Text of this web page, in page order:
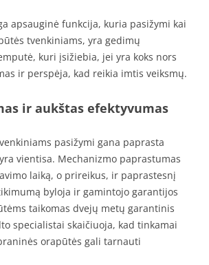
apsauginė funkcija, kuria pasižymi kai
tvenkiniams, yra gedimų
kuri įsižiebia, jei yra koks nors
ir perspėja, kad reikia imtis veiksmų.
ir aukštas efektyvumas
pasižymi gana paprasta
vientisa. Mechanizmo paprastumas
laiką, o prireikus, ir paprastesnį
byloja ir gamintojo garantijos
taikomas dvejų metų garantinis
specialistai skaičiuoja, kad tinkamai
orapūtės gali tarnauti